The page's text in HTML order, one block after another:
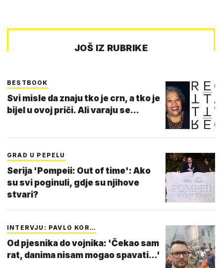
JOŠ IZ RUBRIKE
BESTBOOK
Svi misle da znaju tko je crn, a tko je
bijel u ovoj priči. Ali varaju se...
GRAD U PEPELU
Serija 'Pompeii: Out of time': Ako
su svi poginuli, gdje su njihove
stvari?
INTERVJU: PAVLO KOR…
Od pjesnika do vojnika: 'Čekao sam
rat, danima nisam mogao spavati...'